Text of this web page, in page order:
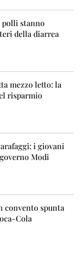
polli stanno
della diarrea
mezzo letto: la
risparmio
i giovani
Modi
convento spunta
Cola